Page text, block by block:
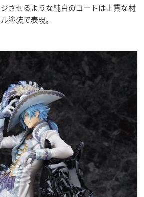
させるような純白のコートは上質な材
塗装で表現。